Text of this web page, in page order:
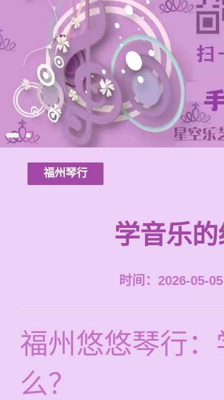
福州琴行
学音乐
时间：2026-05-
福州悠悠琴行
么？